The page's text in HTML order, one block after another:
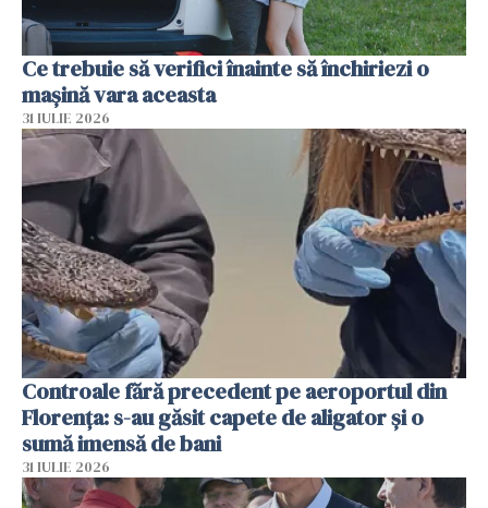
Ce trebuie să verifici înainte să închiriezi o
mașină vara aceasta
31 IULIE 2026
Controale fără precedent pe aeroportul din
Florența: s-au găsit capete de aligator și o
sumă imensă de bani
31 IULIE 2026